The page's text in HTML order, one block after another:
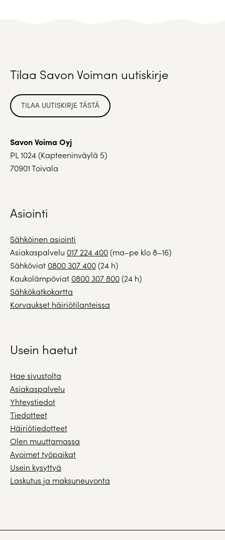
Tilaa Savon Voiman uutiskirje
TILAA UUTISKIRJE TÄSTÄ
Savon Voima Oyj
PL 1024 (Kapteeninväylä 5)
70901 Toivala
Asiointi
Sähköinen asiointi
Asiakaspalvelu 017 224 400(ma–pe klo 8–16)
Sähköviat 0800 307 400(24 h)
Kaukolämpöviat 0800 307 800(24 h)
Sähkökatkokartta
Korvaukset häiriötilanteissa
Usein haetut
Hae sivustolta
Asiakaspalvelu
Yhteystiedot
Tiedotteet
Häiriötiedotteet
Olen muuttamassa
Avoimet työpaikat
Usein kysyttyä
Laskutus ja maksuneuvonta